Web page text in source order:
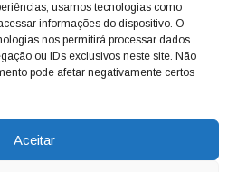
usamos tecnologias como
informações do dispositivo. O
nos permitirá processar dados
ou IDs exclusivos neste site. Não
pode afetar negativamente certos
Aceitar
notícias. Nunca
do cidadão, sempre
em busca de melhorias
resoluções para casos
(19) 3929-6225